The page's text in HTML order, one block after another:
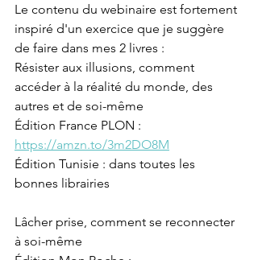
Le contenu du webinaire est fortement
inspiré d'un exercice que je suggère
de faire dans mes 2 livres :
Résister aux illusions, comment
accéder à la réalité du monde, des
autres et de soi-même
Édition France PLON :
https://amzn.to/3m2DO8M
Édition Tunisie : dans toutes les
bonnes librairies
Lâcher prise, comment se reconnecter
à soi-même